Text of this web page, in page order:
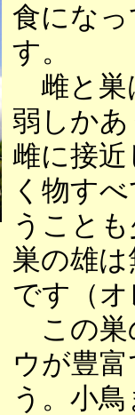
食にな
す。
雌と巣
弱しか
雌に接
く物す
うこと
巣の雄
です（
この巣
ウが豊
う。小